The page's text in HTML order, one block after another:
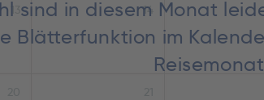
sind in diesem Monat
Blätterfunktion im
14